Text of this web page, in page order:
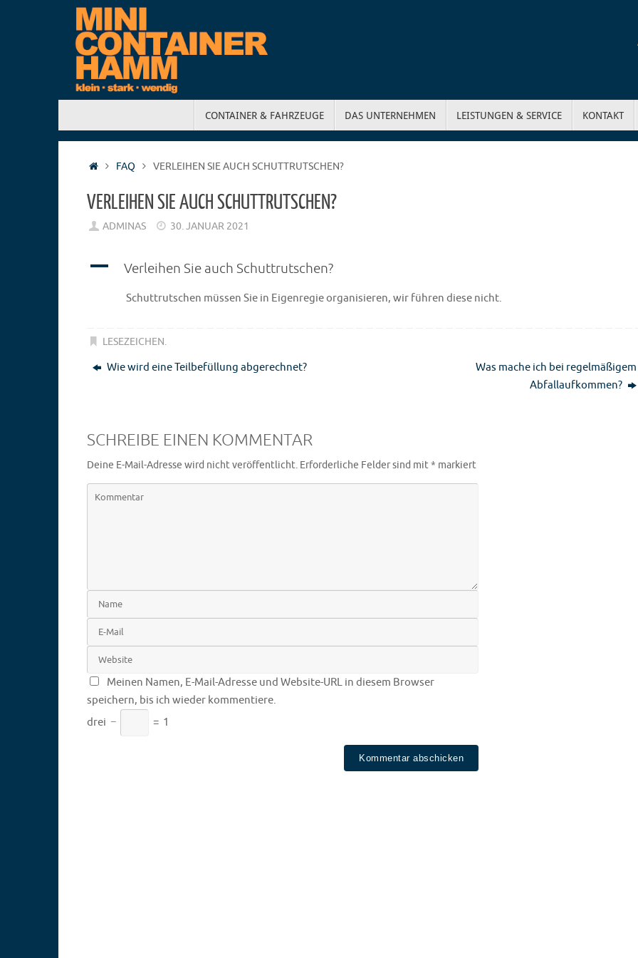
CONTAINER & FAHRZEUGE DAS UNTERNEHMEN LEISTUNGEN & SERVICE KONTAKT
FAQ VERLEIHEN SIE AUCH SCHUTTRUTSCHEN?
VERLEIHEN SIE AUCH SCHUTTRUTSCHEN?
ADMINAS 30. JANUAR 2021
A Verleihen Sie auch Schuttrutschen?
Schuttrutschen müssen Sie in Eigenregie organisieren, wir führen diese nicht.
LESEZEICHEN.
Wie wird eine Teilbefüllung abgerechnet?
Was mache ich bei regelmäßigem
Abfallaufkommen?
SCHREIBE EINEN KOMMENTAR
Deine E-Mail-Adresse wird nicht veröffentlicht. Erforderliche Felder sind mit* markiert
Meinen Namen, E-Mail-Adresse und Website-URL in diesem Browser
speichern, bis ich wieder kommentiere.
drei − = 1